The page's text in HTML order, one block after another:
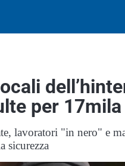
per
lavoratori "in nero" e
sicurezza